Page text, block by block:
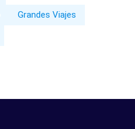
Grandes Viajes